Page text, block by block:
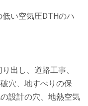
い空気圧DTHのハ
出し、道路工事、
穴、地すべりの保
設計の穴、地熱空気